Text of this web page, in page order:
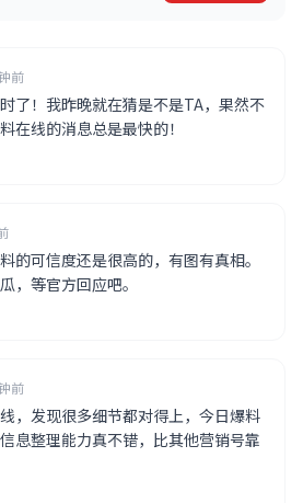
前
了！我昨晚就在猜是不是TA，果然不
在线的消息总是最快的！
的可信度还是很高的，有图有真相。
，等官方回应吧。
前
，发现很多细节都对得上，今日爆料
息整理能力真不错，比其他营销号靠